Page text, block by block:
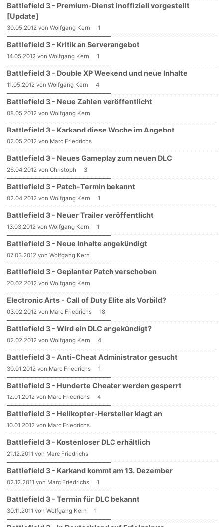
Battlefield 3 - Premium-Dienst inoffiziell vorgestellt
[Update]
30.05.2012 von Wolfgang Kern 1
Battlefield 3 - Kritik an Serverangebot
14.05.2012 von Wolfgang Kern 1
Battlefield 3 - Double XP Weekend und neue Inhalte
11.05.2012 von Wolfgang Kern 4
Battlefield 3 - Neue Zahlen veröffentlicht
08.05.2012 von Wolfgang Kern
Battlefield 3 - Karkand diese Woche im Angebot
02.05.2012 von Marc Friedrichs
Battlefield 3 - Neues Gameplay zum neuen DLC
26.04.2012 von Christoph 3
Battlefield 3 - Patch-Termin bekannt
02.04.2012 von Wolfgang Kern 1
Battlefield 3 - Neuer Trailer veröffentlicht
13.03.2012 von Wolfgang Kern 1
Battlefield 3 - Neue Inhalte angekündigt
07.03.2012 von Wolfgang Kern
Battlefield 3 - Geplanter Patch verschoben
20.02.2012 von Wolfgang Kern
Electronic Arts - Call of Duty Elite als Vorbild?
03.02.2012 von Marc Friedrichs 18
Battlefield 3 - Wird ein DLC angekündigt?
02.02.2012 von Wolfgang Kern 4
Battlefield 3 - Anti-Cheat Administrator gesucht
30.01.2012 von Marc Friedrichs 1
Battlefield 3 - Hunderte Cheater werden gesperrt
12.01.2012 von Marc Friedrichs 4
Battlefield 3 - Helikopter-Hersteller klagt an
10.01.2012 von Marc Friedrichs
Battlefield 3 - Kostenloser DLC erhältlich
21.12.2011 von Marc Friedrichs
Battlefield 3 - Karkand kommt am 13. Dezember
02.12.2011 von Marc Friedrichs 1
Battlefield 3 - Termin für DLC bekannt
30.11.2011 von Wolfgang Kern 1